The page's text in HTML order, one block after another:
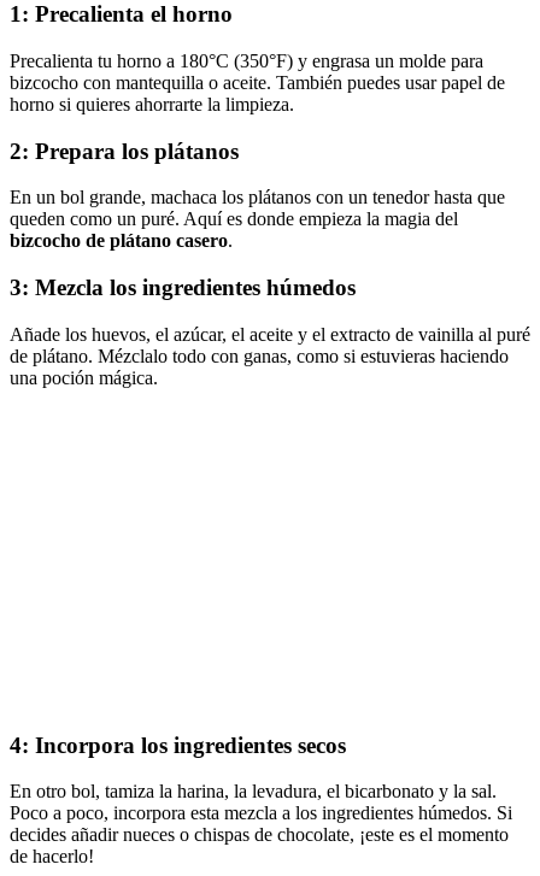
1: Precalienta el horno
Precalienta tu horno a 180°C (350°F) y engrasa un molde para
bizcocho con mantequilla o aceite. También puedes usar papel de
horno si quieres ahorrarte la limpieza.
2: Prepara los plátanos
En un bol grande, machaca los plátanos con un tenedor hasta que
queden como un puré. Aquí es donde empieza la magia del
bizcocho de plátano casero.
3: Mezcla los ingredientes húmedos
Añade los huevos, el azúcar, el aceite y el extracto de vainilla al puré
de plátano. Mézclalo todo con ganas, como si estuvieras haciendo
una poción mágica.
4: Incorpora los ingredientes secos
En otro bol, tamiza la harina, la levadura, el bicarbonato y la sal.
Poco a poco, incorpora esta mezcla a los ingredientes húmedos. Si
decides añadir nueces o chispas de chocolate, ¡este es el momento
de hacerlo!